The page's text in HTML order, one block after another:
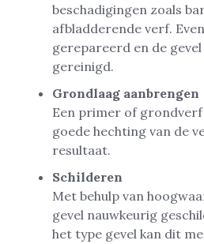
beschadigingen zoals
afbladderende verf.
gerepareerd en de
gereinigd.
Grondlaag aanbrengen
Een primer of
goede hechting van de
resultaat.
Schilderen
Met behulp van
gevel nauwkeurig
het type gevel kan dit